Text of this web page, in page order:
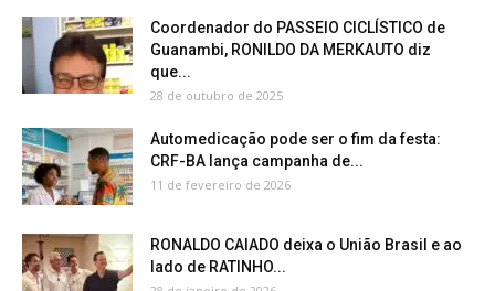
Coordenador do PASSEIO CICLÍSTICO de
Guanambi, RONILDO DA MERKAUTO diz
que...
28 de outubro de 2025
Automedicação pode ser o fim da festa:
CRF-BA lança campanha de...
11 de fevereiro de 2026
RONALDO CAIADO deixa o União Brasil e ao
lado de RATINHO...